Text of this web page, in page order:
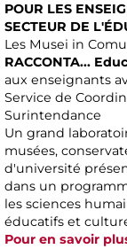
POUR LES
SECTEUR DE
Les Musei in
RACCONTA...
aux enseignants
Service de
Surintendance
Un grand
musées,
d'université
dans un
les sciences
éducatifs et
Pour en savoir